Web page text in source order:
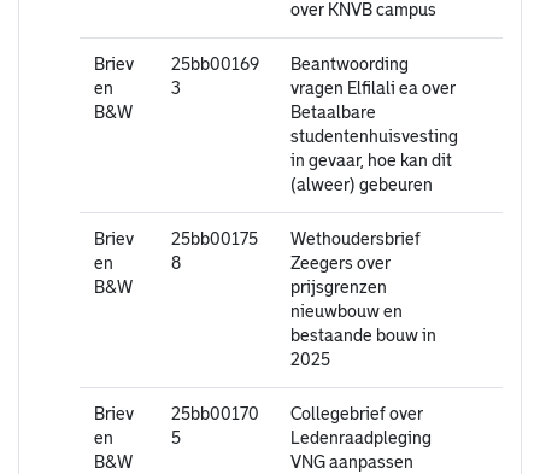
over KNVB campus
Briev
en
B&W
25bb00169
3
Beantwoording
vragen Elfilali ea over
Betaalbare
studentenhuisvesting
in gevaar, hoe kan dit
(alweer) gebeuren
Briev
en
B&W
25bb00175
8
Wethoudersbrief
Zeegers over
prijsgrenzen
nieuwbouw en
bestaande bouw in
2025
Briev
en
B&W
25bb00170
5
Collegebrief over
Ledenraadpleging
VNG aanpassen